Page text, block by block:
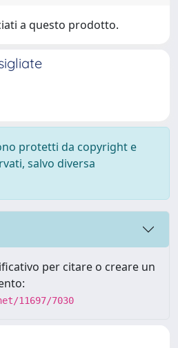
a questo prodotto.
protetti da copyright e
salvo diversa
per citare o creare un
11697/7030